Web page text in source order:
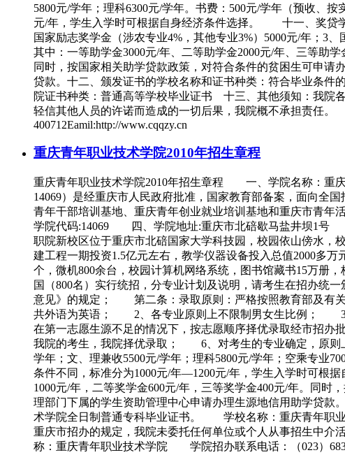
5800元/学年；理科6300元/学年。书费：500元/学年（预收、
元/年，学生入学时可根据自身经济条件选择。 十一、奖贷学
国家励志奖学金（涉农专业4%，其他专业3%）5000元/年；3
其中：一等助学金3000元/年、二等助学金2000元/年、三等助
同时，按国家相关助学贷款政策，对符合条件的贫困生可申
贷款。十二、颁发证书的学校名称和证书种类：符合毕业条件
院证书种类：普通高等学校毕业证书 十三、其他须知：我院
轻信其他人员的许诺而造成的一切后果，我院概不承担责任。
400712Eamil:http://www.cqqzy.cn
重庆青年职业技术学院2010年招生章程
重庆青年职业技术学院2010年招生章程 一、学院名称：重
14069）是经重庆市人民政府批准，国家教育部备案，面向全
青年干部培训基地、重庆青年创业就业培训基地和重庆市青
学院代码:14069 四、学院地址:重庆市北碚歇马盐井坝1
职院新校区位于重庆市北碚国家大学科技园，校园依山傍水，
建工程一期投资1.5亿元左右，教学仪器设备投入总值2000多
个，微机800余台，校园计算机网络系统，图书馆藏书15万
国（800名）实行统招，分专业计划及说明，请考生在招办
意见》的规定； 第二条：录取原则：严格按照教育部及有
共外语为英语； 2、各专业原则上不限制男女生比例； 3
在第一志愿生源不足的情况下，按志愿顺序择优录取经市招
我院的考生，我院择优录取； 6、对考生的专业确定，原则
学年；文、理兼收5500元/学年；理科5800元/学年；空乘专业
条件不同，标准分为1000元/年—1200元/年，学生入学时可
1000元/年，二等奖学金600元/年，三等奖学金400元/年。同
理部门下属的学生资助管理中心申请办理生源地信用助学
术学院全日制普通专科毕业证书。 学校名称：重庆青年
重庆市招办的规定，我院未委托任何单位或个人从事招生
称：重庆青年职业技术学院 学院招办联系电话：（023）